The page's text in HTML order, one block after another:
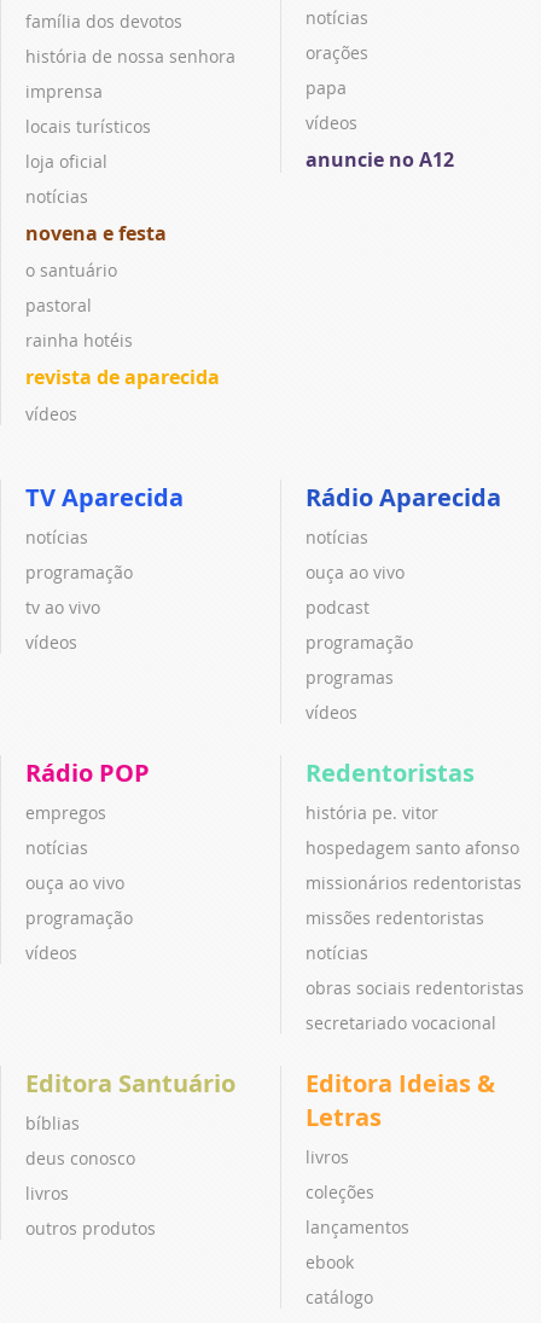
família dos devotos
história de nossa senhora
imprensa
locais turísticos
loja oficial
notícias
novena e festa
o santuário
pastoral
rainha hotéis
revista de aparecida
vídeos
notícias
orações
papa
vídeos
anuncie no A12
TV Aparecida
notícias
programação
tv ao vivo
vídeos
Rádio Aparecida
notícias
ouça ao vivo
podcast
programação
programas
vídeos
Rádio POP
empregos
notícias
ouça ao vivo
programação
vídeos
Redentoristas
história pe. vitor
hospedagem santo afonso
missionários redentoristas
missões redentoristas
notícias
obras sociais redentoristas
secretariado vocacional
Editora Santuário
bíblias
deus conosco
livros
outros produtos
Editora Ideias &
Letras
livros
coleções
lançamentos
ebook
catálogo